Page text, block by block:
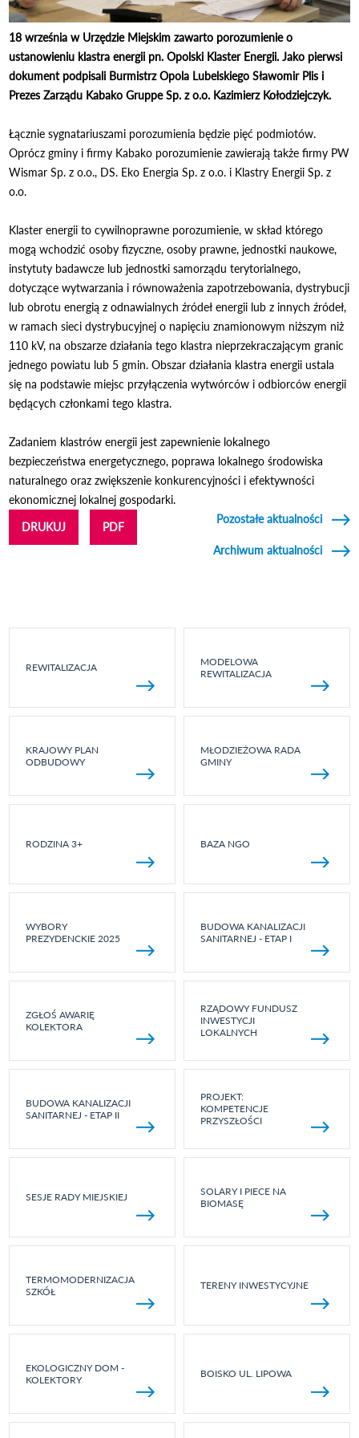
18 września w Urzędzie Miejskim zawarto porozumienie o
ustanowieniu klastra energii pn. Opolski Klaster Energii. Jako pierwsi
dokument podpisali Burmistrz Opola Lubelskiego Sławomir Plis i
Prezes Zarządu Kabako Gruppe Sp. z o.o. Kazimierz Kołodziejczyk.
Łącznie sygnatariuszami porozumienia będzie pięć podmiotów.
Oprócz gminy i firmy Kabako porozumienie zawierają także firmy PW
Wismar Sp. z o.o., DS. Eko Energia Sp. z o.o. i Klastry Energii Sp. z
o.o.
Klaster energii to cywilnoprawne porozumienie, w skład którego
mogą wchodzić osoby fizyczne, osoby prawne, jednostki naukowe,
instytuty badawcze lub jednostki samorządu terytorialnego,
dotyczące wytwarzania i równoważenia zapotrzebowania, dystrybucji
lub obrotu energią z odnawialnych źródeł energii lub z innych źródeł,
w ramach sieci dystrybucyjnej o napięciu znamionowym niższym niż
110 kV, na obszarze działania tego klastra nieprzekraczającym granic
jednego powiatu lub 5 gmin. Obszar działania klastra energii ustala
się na podstawie miejsc przyłączenia wytwórców i odbiorców energii
będących członkami tego klastra.
Zadaniem klastrów energii jest zapewnienie lokalnego
bezpieczeństwa energetycznego, poprawa lokalnego środowiska
naturalnego oraz zwiększenie konkurencyjności i efektywności
ekonomicznej lokalnej gospodarki.
DRUKUJ
PDF
Pozostałe aktualności
Archiwum aktualności
REWITALIZACJA
MODELOWA
REWITALIZACJA
KRAJOWY PLAN
ODBUDOWY
MŁODZIEŻOWA RADA
GMINY
RODZINA 3+ BAZA NGO
WYBORY
PREZYDENCKIE 2025
BUDOWA KANALIZACJI
SANITARNEJ - ETAP I
ZGŁOŚ AWARIĘ
KOLEKTORA
RZĄDOWY FUNDUSZ
INWESTYCJI
LOKALNYCH
BUDOWA KANALIZACJI
SANITARNEJ - ETAP II
PROJEKT:
KOMPETENCJE
PRZYSZŁOŚCI
SESJE RADY MIEJSKIEJ
SOLARY I PIECE NA
BIOMASĘ
TERMOMODERNIZACJA
SZKÓŁ
TERENY INWESTYCYJNE
EKOLOGICZNY DOM -
KOLEKTORY
BOISKO UL. LIPOWA